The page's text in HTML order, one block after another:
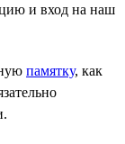
и вход на наш
памятку, как